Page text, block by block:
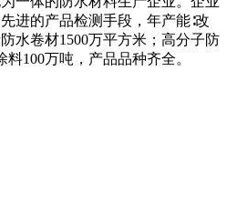
进的产品检测手段，年产能∶改
水卷材1500万平方米；高分子防
100万吨，产品品种齐全。